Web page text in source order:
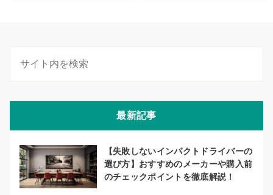
最新記事
【失敗しないインパクトドライバーの
選び方】おすすめのメーカーや購入前
のチェックポイントを徹底解説！